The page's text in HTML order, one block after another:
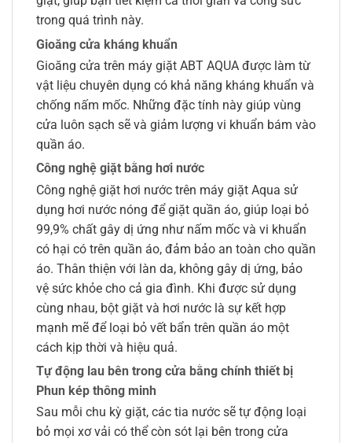
trong quá trình này.
Gioăng cửa kháng khuẩn
Gioăng cửa trên máy giặt ABT AQUA được làm từ
vật liệu chuyên dụng có khả năng kháng khuẩn và
chống nấm mốc. Những đặc tính này giúp vùng
cửa luôn sạch sẽ và giảm lượng vi khuẩn bám vào
quần áo.
Công nghệ giặt bằng hơi nước
Công nghệ giặt hơi nước trên máy giặt Aqua sử
dụng hơi nước nóng để giặt quần áo, giúp loại bỏ
99,9% chất gây dị ứng như nấm mốc và vi khuẩn
có hại có trên quần áo, đảm bảo an toàn cho quần
áo. Thân thiện với làn da, không gây dị ứng, bảo
vệ sức khỏe cho cả gia đình. Khi được sử dụng
cùng nhau, bột giặt và hơi nước là sự kết hợp
mạnh mẽ để loại bỏ vết bẩn trên quần áo một
cách kịp thời và hiệu quả.
Tự động lau bên trong cửa bằng chính thiết bị
Phun kép thông minh
Sau mỗi chu kỳ giặt, các tia nước sẽ tự động loại
bỏ mọi xơ vải có thể còn sót lại bên trong cửa